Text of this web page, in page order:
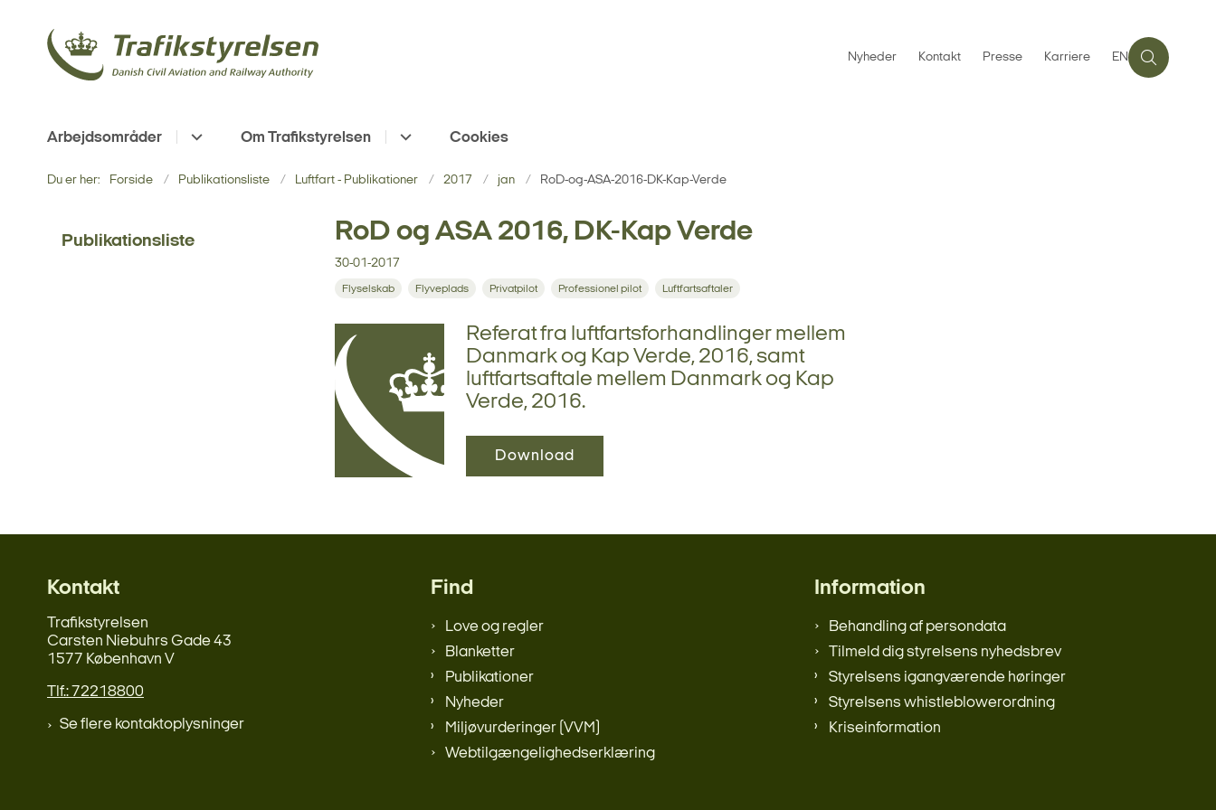
Nyheder Kontakt Presse Karriere EN
Arbejdsområder Om Trafikstyrelsen Cookies
Du er her: Forside Publikationsliste Luftfart - Publikationer 2017 jan RoD-og-ASA-2016-DK-Kap-Verde
Publikationsliste RoD og ASA 2016, DK-Kap Verde
30-01-2017
Flyselskab Flyveplads Privatpilot Professionel pilot Luftfartsaftaler
Referat fra luftfartsforhandlinger mellem
Danmark og Kap Verde, 2016, samt
luftfartsaftale mellem Danmark og Kap
Verde, 2016.
Download
Kontakt
Trafikstyrelsen
Carsten Niebuhrs Gade 43
1577 København V
Tlf.: 72218800
Se flere kontaktoplysninger
Find
Love og regler
Blanketter
Publikationer
Nyheder
Miljøvurderinger (VVM)
Webtilgængelighedserklæring
Information
Behandling af persondata
Tilmeld dig styrelsens nyhedsbrev
Styrelsens igangværende høringer
Styrelsens whistleblowerordning
Kriseinformation